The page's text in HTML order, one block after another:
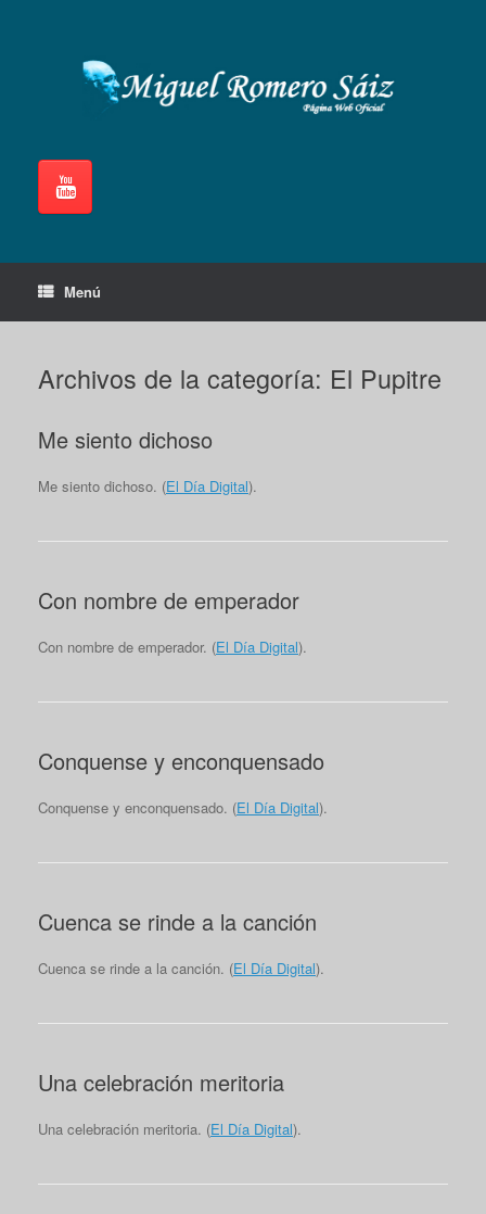
Menú
Archivos de la categoría: El Pupitre
Me siento dichoso
Me siento dichoso. (El Día Digital).
Con nombre de emperador
Con nombre de emperador. (El Día Digital).
Conquense y enconquensado
Conquense y enconquensado. (El Día Digital).
Cuenca se rinde a la canción
Cuenca se rinde a la canción. (El Día Digital).
Una celebración meritoria
Una celebración meritoria. (El Día Digital).